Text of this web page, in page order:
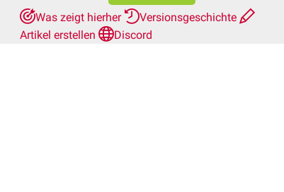
Was zeigt hierher
Versionsgeschichte
Artikel erstellen
Discord